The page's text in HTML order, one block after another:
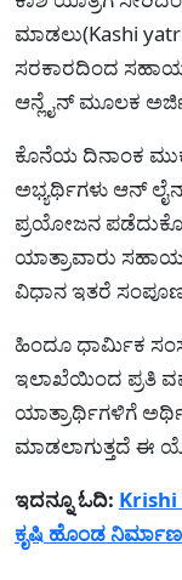
ಮಾಡಲು(Kashi
ಸರಕಾರದಿಂದ
ಆನ್ಲೈನ್ ಮೂಲಕ
ಕೊನೆಯ ದಿನಾಂಕ
ಅಭ್ಯರ್ಥಿಗಳು ಆನ್
ಪ್ರಯೋಜನ
ಯಾತ್ರಾವಾರು
ವಿಧಾನ ಇತರೆ
ಹಿಂದೂ ಧಾರ್ಮಿಕ
ಇಲಾಖೆಯಿಂದ ಪ್ರತಿ
ಯಾತ್ರಾರ್ಥಿಗಳಿಗೆ
ಮಾಡಲಾಗುತ್ತದೆ ಈ
ಇದನ್ನೂ ಓದಿ: Krishi
ಕೃಷಿ ಹೊಂಡ